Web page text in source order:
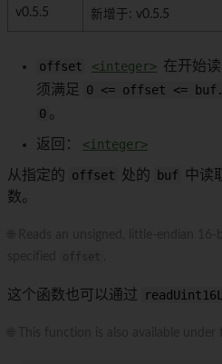
v0.5.5 新增于: v0.5.5
offset <integer> 在开始
须满足
0 <= offset <=
0 。
返回： <integer>
从指定的 offset 处的 buf
中读
数。
这个函数也可以通过